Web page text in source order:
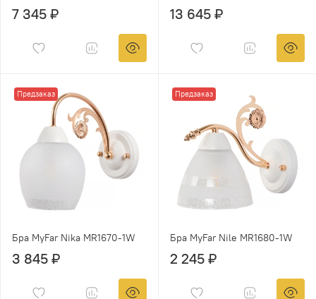
7 345 ₽ 13 645 ₽
Предзаказ
Бра MyFar Nika MR1670-1W
3 845 ₽
Предзаказ
Бра MyFar Nile MR1680-1W
2 245 ₽